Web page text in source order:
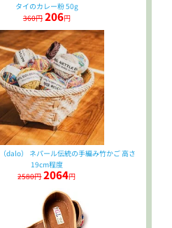
タイのカレー粉 50g
360円206円
dalo） ネパール伝統の手編み竹かご 高さ
19cm程度
2580円2064円